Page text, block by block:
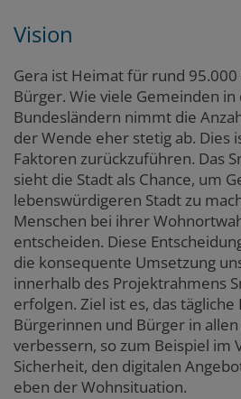
Vision
Gera ist Heimat für rund
Bürger. Wie viele Gemeinden in
Bundesländern nimmt die
der Wende eher stetig ab. Dies
Faktoren zurückzuführen. Das
sieht die Stadt als Chance, um
lebenswürdigeren Stadt zu
Menschen bei ihrer
entscheiden. Diese
die konsequente Umsetzung
innerhalb des Projektrahmens
erfolgen. Ziel ist es, das
Bürgerinnen und Bürger in
verbessern, so zum Beispiel im
Sicherheit, den digitalen
eben der Wohnsituation.